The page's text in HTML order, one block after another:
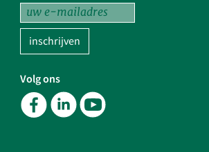
inschrijven
Volg ons